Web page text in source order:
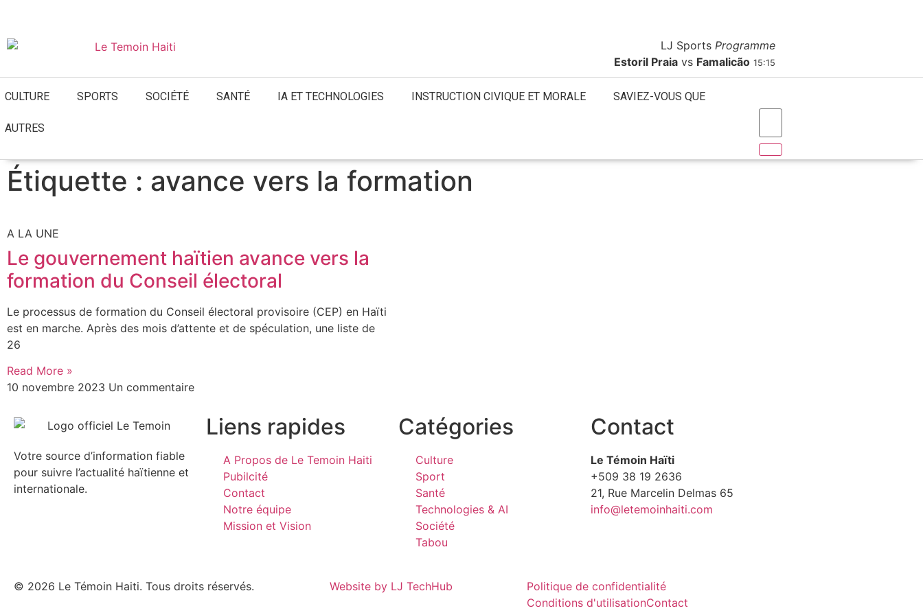
LJ Sports Programme
Estoril Praia vs Famalicão 15:15
CULTURE SPORTS SOCIÉTÉ SANTÉ IA ET TECHNOLOGIES INSTRUCTION CIVIQUE ET MORALE SAVIEZ-VOUS QUE
AUTRES
Étiquette : avance vers la formation
A LA UNE
Le gouvernement haïtien avance vers la
formation du Conseil électoral
Le processus de formation du Conseil électoral provisoire (CEP) en Haïti
est en marche. Après des mois d’attente et de spéculation, une liste de
26
Read More »
10 novembre 2023 Un commentaire
Votre source d’information fiable
pour suivre l’actualité haïtienne et
internationale.
Liens rapides
A Propos de Le Temoin Haiti
Pubilcité
Contact
Notre équipe
Mission et Vision
Catégories
Culture
Sport
Santé
Technologies & AI
Société
Tabou
Contact
Le Témoin Haïti
+509 38 19 2636
21, Rue Marcelin Delmas 65
info@letemoinhaiti.com
© 2026 Le Témoin Haiti. Tous droits réservés. Website by LJ TechHub
Politique de confidentialité
Conditions d'utilisationContact